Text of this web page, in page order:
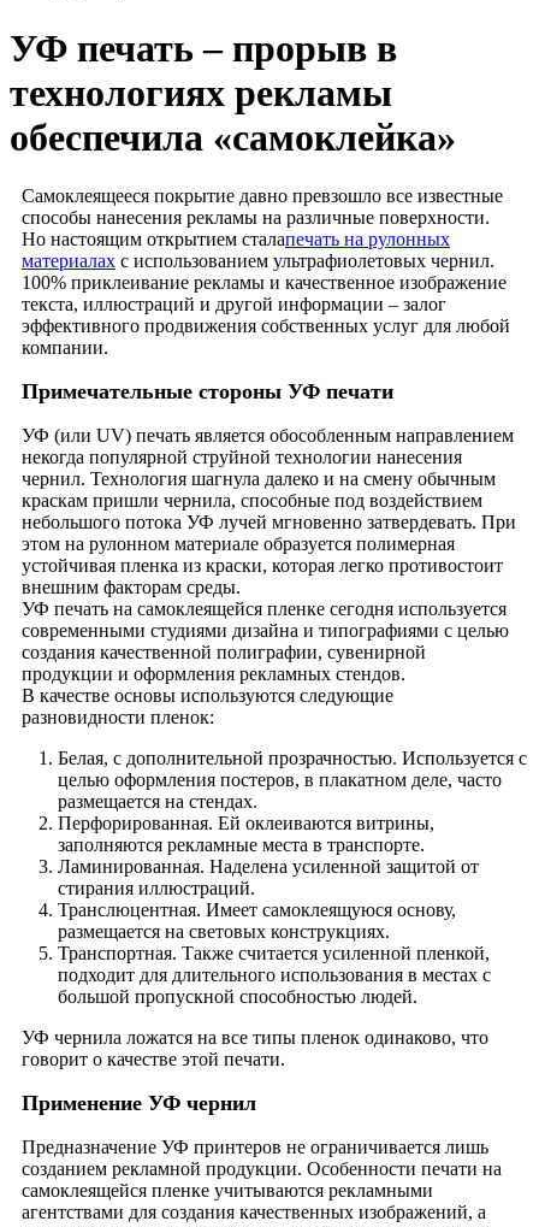
УФ печать – прорыв в
технологиях рекламы
обеспечила «самоклейка»
Самоклеящееся покрытие давно превзошло все известные
способы нанесения рекламы на различные поверхности.
Но настоящим открытием сталапечать на рулонных
материалах с использованием ультрафиолетовых чернил.
100% приклеивание рекламы и качественное изображение
текста, иллюстраций и другой информации – залог
эффективного продвижения собственных услуг для любой
компании.
Примечательные стороны УФ печати
УФ (или UV) печать является обособленным направлением
некогда популярной струйной технологии нанесения
чернил. Технология шагнула далеко и на смену обычным
краскам пришли чернила, способные под воздействием
небольшого потока УФ лучей мгновенно затвердевать. При
этом на рулонном материале образуется полимерная
устойчивая пленка из краски, которая легко противостоит
внешним факторам среды.
УФ печать на самоклеящейся пленке сегодня используется
современными студиями дизайна и типографиями с целью
создания качественной полиграфии, сувенирной
продукции и оформления рекламных стендов.
В качестве основы используются следующие
разновидности пленок:
Белая, с дополнительной прозрачностью. Используется с
целью оформления постеров, в плакатном деле, часто
размещается на стендах.
Перфорированная. Ей оклеиваются витрины,
заполняются рекламные места в транспорте.
Ламинированная. Наделена усиленной защитой от
стирания иллюстраций.
Транслюцентная. Имеет самоклеящуюся основу,
размещается на световых конструкциях.
Транспортная. Также считается усиленной пленкой,
подходит для длительного использования в местах с
большой пропускной способностью людей.
УФ чернила ложатся на все типы пленок одинаково, что
говорит о качестве этой печати.
Применение УФ чернил
Предназначение УФ принтеров не ограничивается лишь
созданием рекламной продукции. Особенности печати на
самоклеящейся пленке учитываются рекламными
агентствами для создания качественных изображений, а